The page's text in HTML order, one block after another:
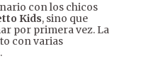
con los chicos
Kids, sino que
por primera vez. La
con varias